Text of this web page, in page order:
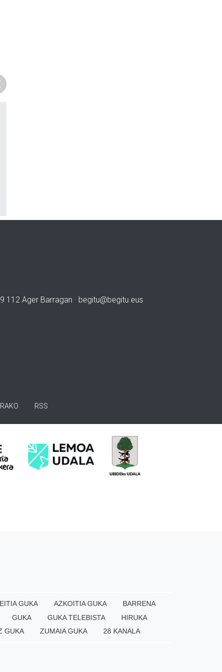
112 Ager Barragan · begitu@begitu.eus
RSS
GUKA AZKOITIA GUKA
BARRENA
GUKA GUKA TELEBISTA
HIRUKA
GUKA ZUMAIA GUKA 28 KANALA